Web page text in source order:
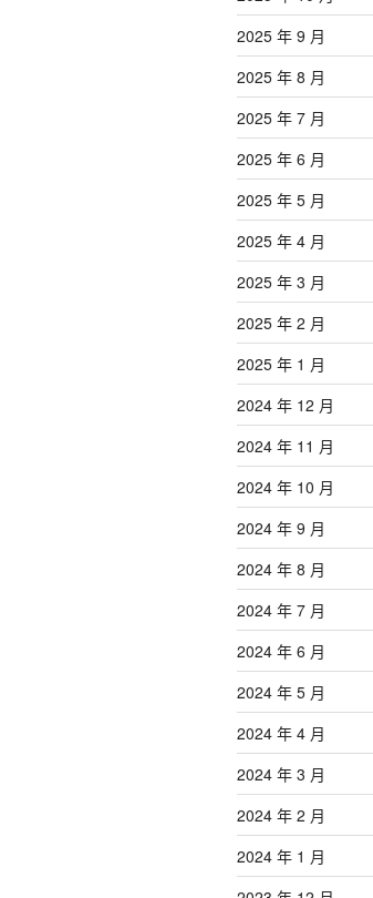
2025 年 9 月
2025 年 8 月
2025 年 7 月
2025 年 6 月
2025 年 5 月
2025 年 4 月
2025 年 3 月
2025 年 2 月
2025 年 1 月
2024 年 12 月
2024 年 11 月
2024 年 10 月
2024 年 9 月
2024 年 8 月
2024 年 7 月
2024 年 6 月
2024 年 5 月
2024 年 4 月
2024 年 3 月
2024 年 2 月
2024 年 1 月